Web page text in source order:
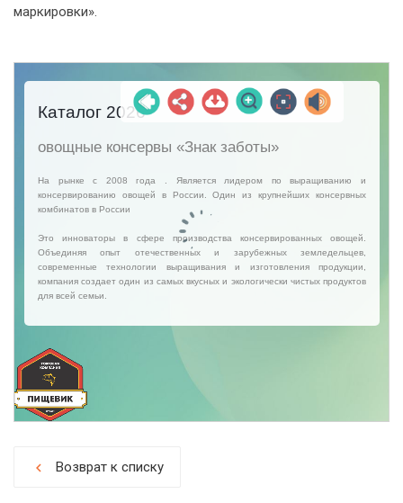
маркировки».
chevron_left Возврат к списку